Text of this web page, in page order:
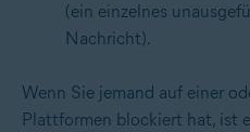
(ein einzelnes
Nachricht).
Wenn Sie jemand auf einer
Plattformen blockiert hat, ist